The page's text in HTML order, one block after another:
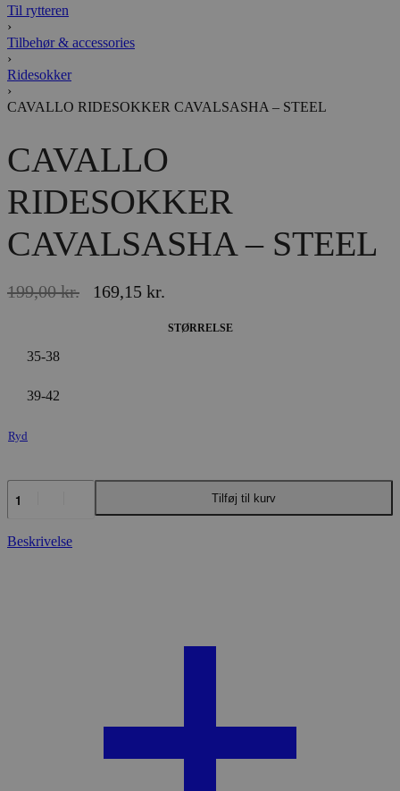
Til rytteren
›
Tilbehør & accessories
›
Ridesokker
›
CAVALLO RIDESOKKER CAVALSASHA – STEEL
CAVALLO
RIDESOKKER
CAVALSASHA – STEEL
199,00kr.
Den
var:
169,15 kr.
Den
STØRRELSE
35-38
39-42
Ryd
CAVALLO
RIDESOKKER
CAVALSASHA
-
STEEL
Tilføj til kurv
Beskrivelse